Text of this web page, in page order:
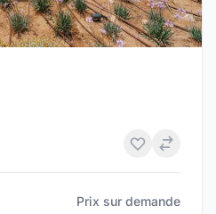
Prix sur demande